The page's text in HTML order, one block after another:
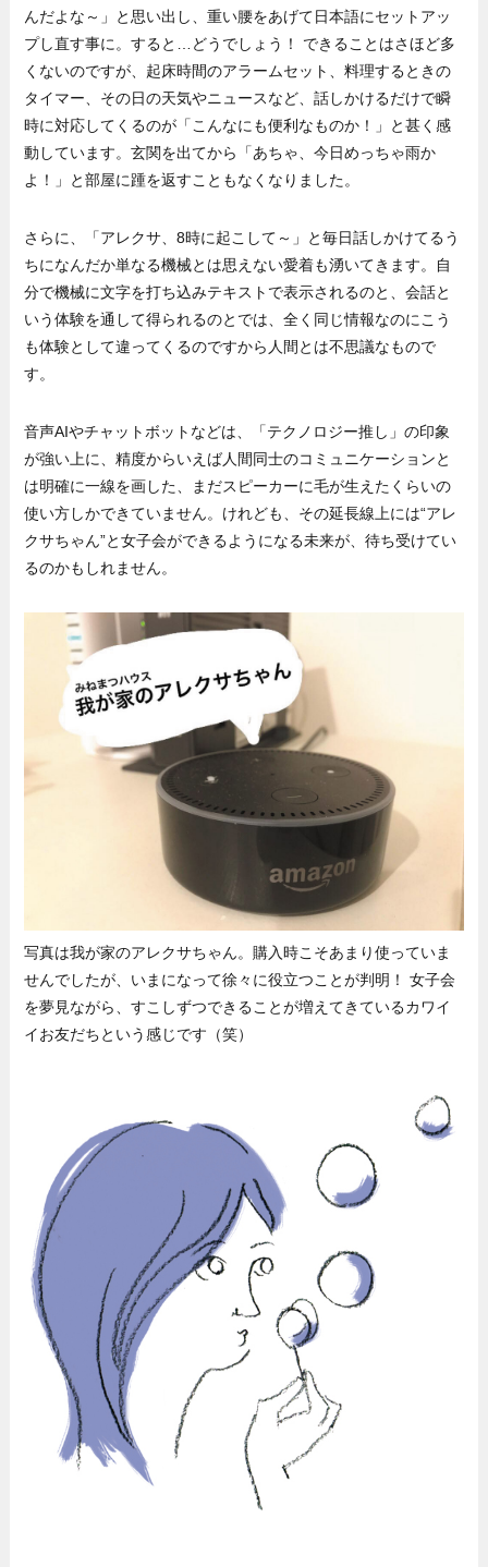
んだよな～」と思い出し、重い腰をあげて日本語にセットアッ
プし直す事に。すると…どうでしょう！ できることはさほど多
くないのですが、起床時間のアラームセット、料理するときの
タイマー、その日の天気やニュースなど、話しかけるだけで瞬
時に対応してくるのが「こんなにも便利なものか！」と甚く感
動しています。玄関を出てから「あちゃ、今日めっちゃ雨か
よ！」と部屋に踵を返すこともなくなりました。
さらに、「アレクサ、8時に起こして～」と毎日話しかけてるう
ちになんだか単なる機械とは思えない愛着も湧いてきます。自
分で機械に文字を打ち込みテキストで表示されるのと、会話と
いう体験を通して得られるのとでは、全く同じ情報なのにこう
も体験として違ってくるのですから人間とは不思議なもので
す。
音声AIやチャットボットなどは、「テクノロジー推し」の印象
が強い上に、精度からいえば人間同士のコミュニケーションと
は明確に一線を画した、まだスピーカーに毛が生えたくらいの
使い方しかできていません。けれども、その延長線上には“アレ
クサちゃん”と女子会ができるようになる未来が、待ち受けてい
るのかもしれません。
写真は我が家のアレクサちゃん。購入時こそあまり使っていま
せんでしたが、いまになって徐々に役立つことが判明！ 女子会
を夢見ながら、すこしずつできることが増えてきているカワイ
イお友だちという感じです（笑）